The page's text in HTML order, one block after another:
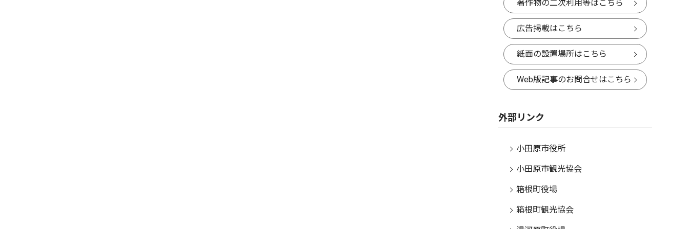
著作物の二次利用等はこちら
広告掲載はこちら
紙面の設置場所はこちら
Web版記事のお問合せはこちら
外部リンク
小田原市役所
小田原市観光協会
箱根町役場
箱根町観光協会